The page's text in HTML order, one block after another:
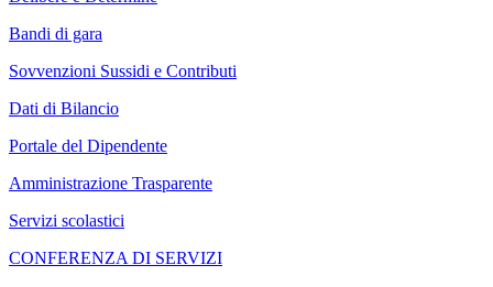
Bandi di gara
Sovvenzioni Sussidi e Contributi
Dati di Bilancio
Portale del Dipendente
Amministrazione Trasparente
Servizi scolastici
CONFERENZA DI SERVIZI